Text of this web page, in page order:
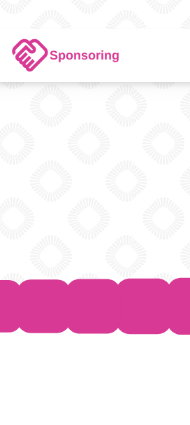
Sponsoring